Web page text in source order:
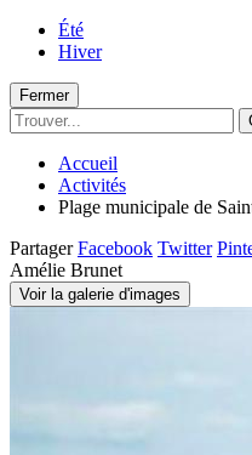
Été
Hiver
Fermer
Accueil
Activités
Plage municipale de
Partager Facebook Twitter
Amélie Brunet
Voir la galerie d'images